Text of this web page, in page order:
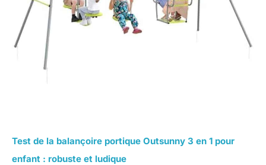
Test de la balançoire portique Outsunny 3 en 1 pour
enfant : robuste et ludique